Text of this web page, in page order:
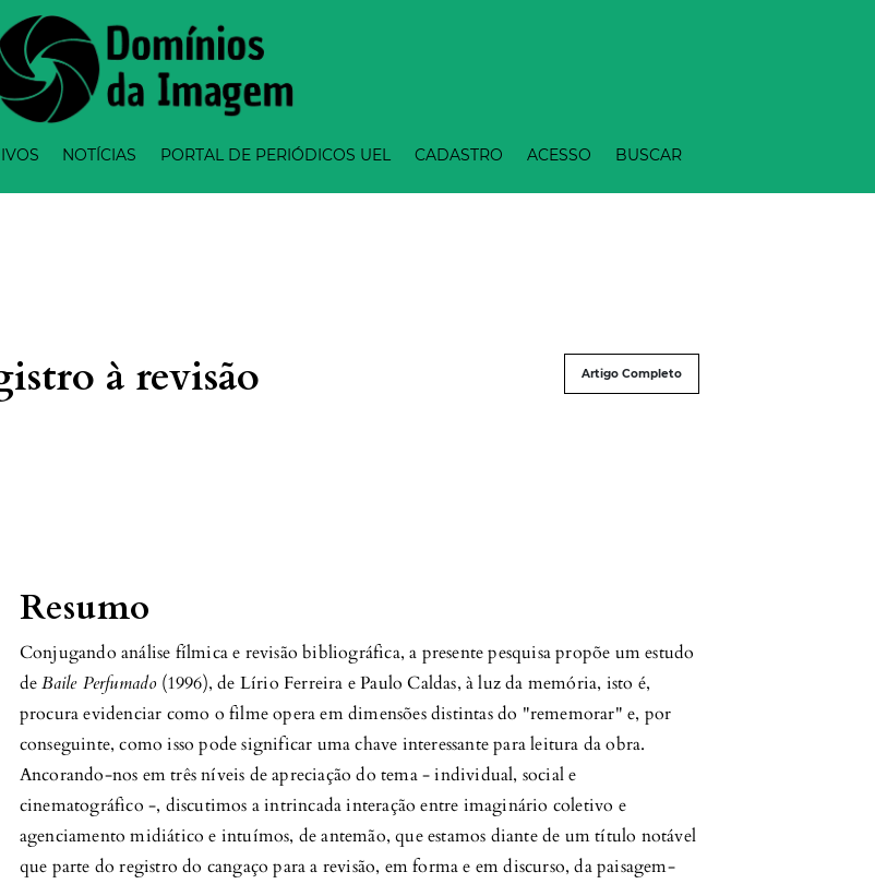
NOTÍCIAS PORTAL DE PERIÓDICOS UEL CADASTRO ACESSO BUSCAR
à revisão Artigo Completo
Resumo
Conjugando análise fílmica e revisão bibliográfica, a presente pesquisa propõe um estudo
deBaile Perfumado (1996), de Lírio Ferreira e Paulo Caldas, à luz da memória, isto é,
procura evidenciar como o filme opera em dimensões distintas do "rememorar" e, por
conseguinte, como isso pode significar uma chave interessante para leitura da obra.
Ancorando-nos em três níveis de apreciação do tema - individual, social e
cinematográfico -, discutimos a intrincada interação entre imaginário coletivo e
agenciamento midiático e intuímos, de antemão, que estamos diante de um título notável
que parte do registro do cangaço para a revisão, em forma e em discurso, da paisagem-